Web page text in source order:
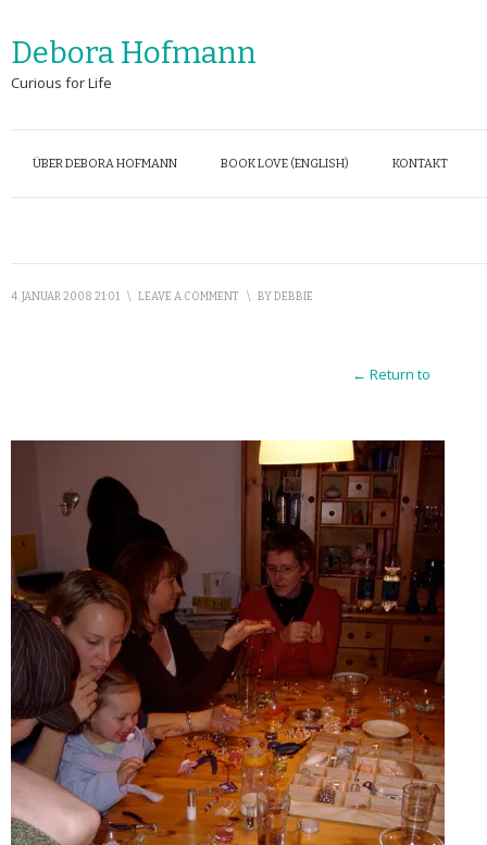
Debora Hofmann
Curious for Life
ÜBER DEBORA HOFMANN BOOK LOVE (ENGLISH) KONTAKT
4. JANUAR 2008 21:01 \ LEAVE A COMMENT \ BYDEBBIE
← Return to